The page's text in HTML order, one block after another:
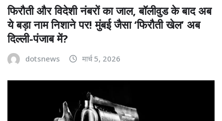
फिरौती और विदेशी नंबरों का जाल, बॉलीवुड के बाद अब
ये बड़ा नाम निशाने पर! मुंबई जैसा ‘फिरौती खेल’ अब
दिल्ली-पंजाब में?
dotsnews मार्च 5, 2026